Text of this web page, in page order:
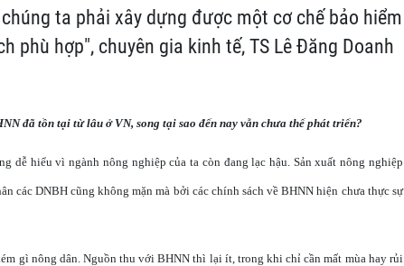
ta phải xây dựng được một cơ chế bảo hiểm
phù hợp", chuyên gia kinh tế, TS Lê Đăng Doanh
đã tồn tại từ lâu ở VN, song tại sao đến nay vẫn chưa thể phát triển?
dễ hiểu vì ngành nông nghiệp của ta còn đang lạc hậu. Sản xuất nông nghiệp
các DNBH cũng không mặn mà bởi các chính sách về BHNN hiện chưa thực sự
gì nông dân. Nguồn thu với BHNN thì lại ít, trong khi chỉ cần mất mùa hay rủi